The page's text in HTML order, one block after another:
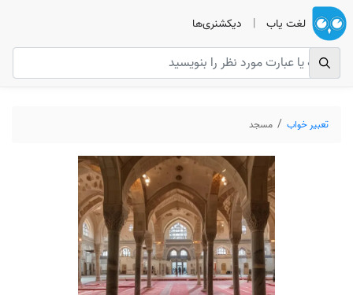
لغت یاب | دیکشنری‌ها
تعبیر خواب مسجد